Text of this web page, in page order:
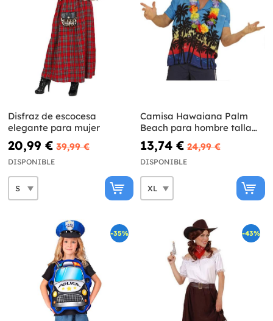
Disfraz de escocesa
elegante para mujer
20,99 € 39,99 €
DISPONIBLE
Camisa Hawaiana Palm
Beach para hombre talla
grande
13,74 € 24,99 €
DISPONIBLE
-35% -43%